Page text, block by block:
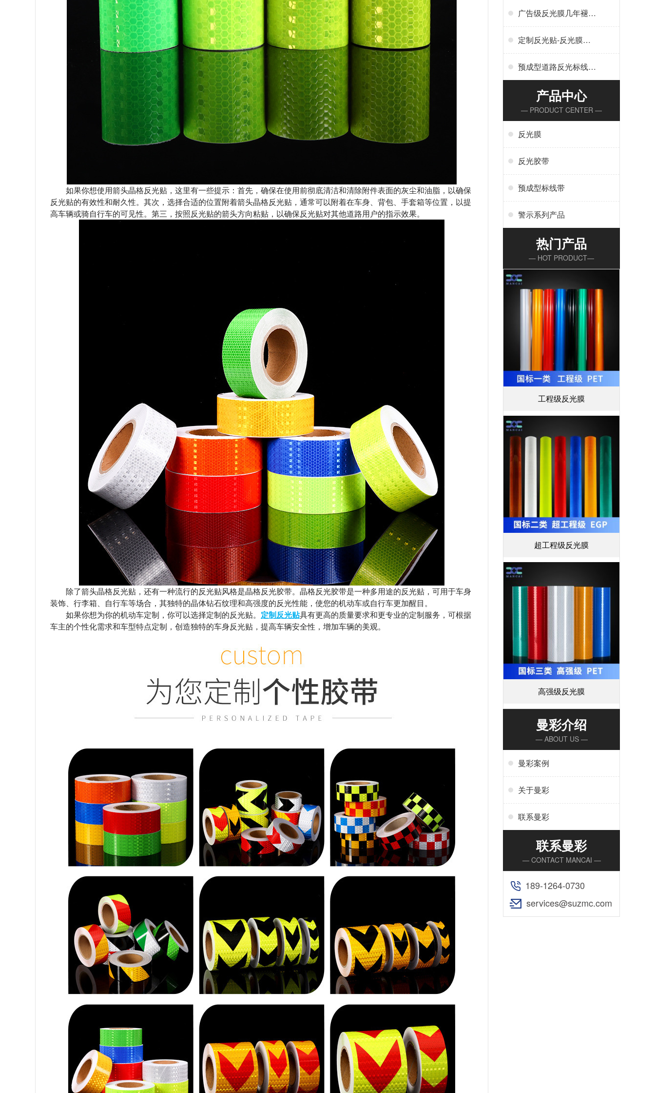
如果你想使用箭头晶格反光贴，这里有一些提示：首先，确保在使用前彻底清洁和清除附件表面的灰尘和油脂，以确保
反光贴的有效性和耐久性。其次，选择合适的位置附着箭头晶格反光贴，通常可以附着在车身、背包、手套箱等位置，以提
高车辆或骑自行车的可见性。第三，按照反光贴的箭头方向粘贴，以确保反光贴对其他道路用户的指示效果。
除了箭头晶格反光贴，还有一种流行的反光贴风格是晶格反光胶带。晶格反光胶带是一种多用途的反光贴，可用于车身
装饰、行李箱、自行车等场合，其独特的晶体钻石纹理和高强度的反光性能，使您的机动车或自行车更加醒目。
如果你想为你的机动车定制，你可以选择定制的反光贴。 定制反光贴具有更高的质量要求和更专业的定制服务，可根据
车主的个性化需求和车型特点定制，创造独特的车身反光贴，提高车辆安全性，增加车辆的美观。
广告级反光膜几年褪
色-广告反光膜一平米
多少钱
定制反光贴-反光膜印
刷,刻字,丝印,喷绘,形状
规格任意定制厂家定制
预成型道路反光标线贴
干啥用-交通标志、停
车位划线、高速标线、
管道反光标识厂家
产品中心
— PRODUCT CENTER —
反光膜
反光胶带
预成型标线带
警示系列产品
热门产品
— HOT PRODUCT—
工程级反光膜
超工程级反光膜
高强级反光膜
曼彩介绍
— ABOUT US —
曼彩案例
关于曼彩
联系曼彩
联系曼彩
— CONTACT MANCAI —
189-1264-0730
services@suzmc.com